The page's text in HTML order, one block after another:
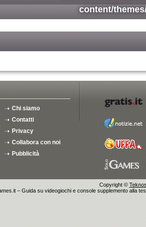
content/
Chi siamo
Contatti
Privacy
Collabora con noi
Pubblicità
Copyright ©
– Guida su videogiochi e console supplemento alla